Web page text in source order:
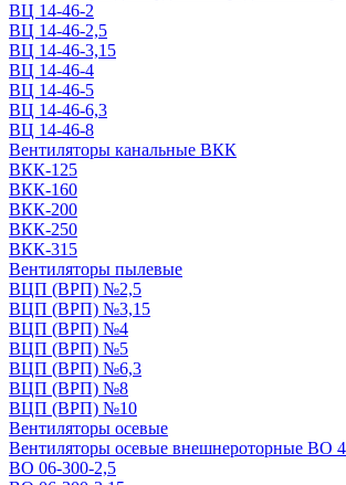
ВЦ 14-46-2
ВЦ 14-46-2,5
ВЦ 14-46-3,15
ВЦ 14-46-4
ВЦ 14-46-5
ВЦ 14-46-6,3
ВЦ 14-46-8
Вентиляторы канальные ВКК
ВКК-125
ВКК-160
ВКК-200
ВКК-250
ВКК-315
Вентиляторы пылевые
ВЦП (ВРП) №2,5
ВЦП (ВРП) №3,15
ВЦП (ВРП) №4
ВЦП (ВРП) №5
ВЦП (ВРП) №6,3
ВЦП (ВРП) №8
ВЦП (ВРП) №10
Вентиляторы осевые
Вентиляторы осевые внешнероторные ВО
ВО 06-300-2,5